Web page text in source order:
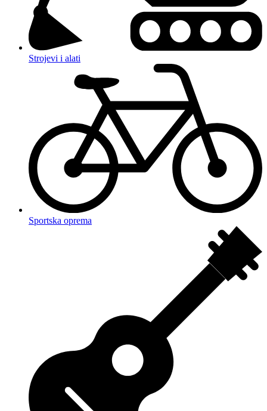
Strojevi i alati
Sportska oprema